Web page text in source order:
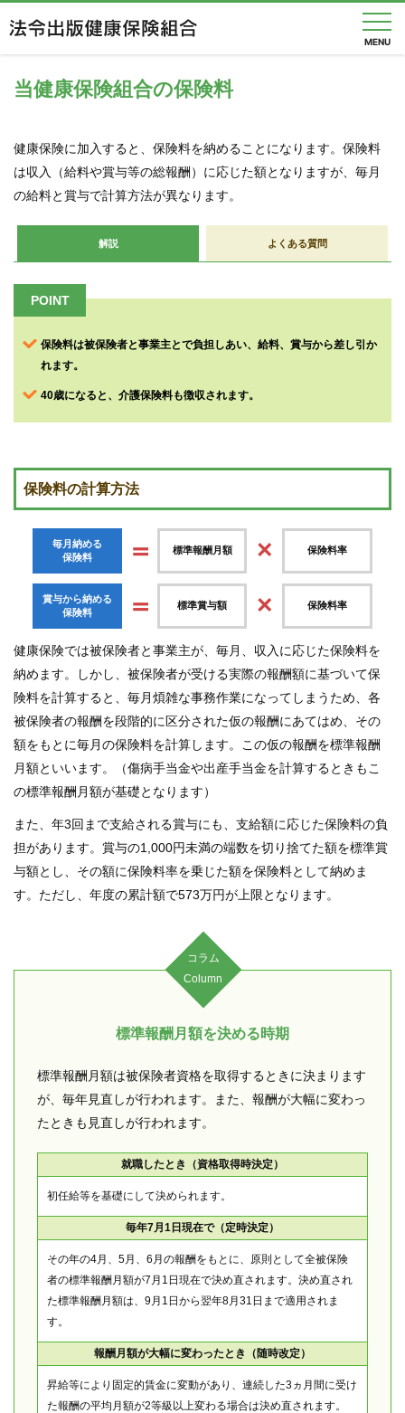
MENU
保
の
し
く
の
給
付
保
事
種
手
請
書
覧
よ
く
あ
る
質
問
組合案
内
当健康保険組合の保険料
健康保険に加入すると、保険料を納めることになります。保険料
は収入（給料や賞与等の総報酬）に応じた額となりますが、毎月
の給料と賞与で計算方法が異なります。
解説 よくある質問
POINT
保険料は被保険者と事業主とで負担しあい、給料、賞与から差し引か
れます。
40歳になると、介護保険料も徴収されます。
保険料の計算方法
毎月納める
保険料
＝ 標準報酬月額 × 保険料率
賞与から納める
保険料
＝ 標準賞与額 × 保険料率
健康保険では被保険者と事業主が、毎月、収入に応じた保険料を
納めます。しかし、被保険者が受ける実際の報酬額に基づいて保
険料を計算すると、毎月煩雑な事務作業になってしまうため、各
被保険者の報酬を段階的に区分された仮の報酬にあてはめ、その
額をもとに毎月の保険料を計算します。この仮の報酬を標準報酬
月額といいます。（傷病手当金や出産手当金を計算するときもこ
の標準報酬月額が基礎となります）
また、年3回まで支給される賞与にも、支給額に応じた保険料の負
担があります。賞与の1,000円未満の端数を切り捨てた額を標準賞
与額とし、その額に保険料率を乗じた額を保険料として納めま
す。ただし、年度の累計額で573万円が上限となります。
コラム
Column
標準報酬月額を決める時期
標準報酬月額は被保険者資格を取得するときに決まります
が、毎年見直しが行われます。また、報酬が大幅に変わっ
たときも見直しが行われます。
就職したとき（資格取得時決定）
初任給等を基礎にして決められます。
毎年7月1日現在で（定時決定）
その年の4月、5月、6月の報酬をもとに、原則として全被保険
者の標準報酬月額が7月1日現在で決め直されます。決め直され
た標準報酬月額は、9月1日から翌年8月31日まで適用されま
す。
報酬月額が大幅に変わったとき（随時改定）
昇給等により固定的賃金に変動があり、連続した3ヵ月間に受け
た報酬の平均月額が2等級以上変わる場合は決め直されます。